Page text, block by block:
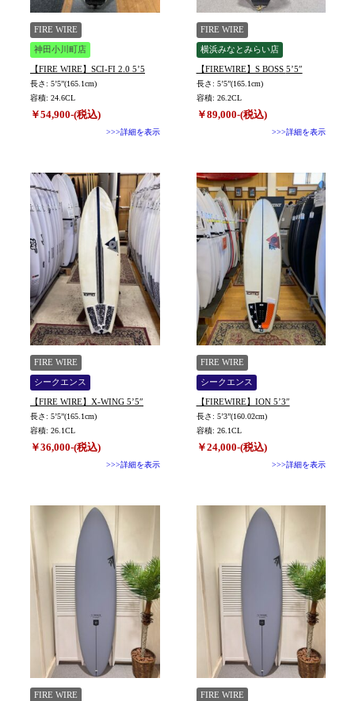
FIRE WIRE
神田小川町店
【FIRE WIRE】SCI-FI 2.0 5’5
長さ: 5’5”(165.1cm)
容積: 24.6CL
￥54,900-(税込)
>>>詳細を表示
FIRE WIRE
横浜みなとみらい店
【FIREWIRE】S BOSS 5’5″
長さ: 5’5”(165.1cm)
容積: 26.2CL
￥89,000-(税込)
>>>詳細を表示
FIRE WIRE
シークエンス
【FIRE WIRE】X-WING 5’5″
長さ: 5’5”(165.1cm)
容積: 26.1CL
￥36,000-(税込)
>>>詳細を表示
FIRE WIRE
シークエンス
【FIREWIRE】ION 5’3″
長さ: 5’3”(160.02cm)
容積: 26.1CL
￥24,000-(税込)
>>>詳細を表示
FIRE WIRE FIRE WIRE